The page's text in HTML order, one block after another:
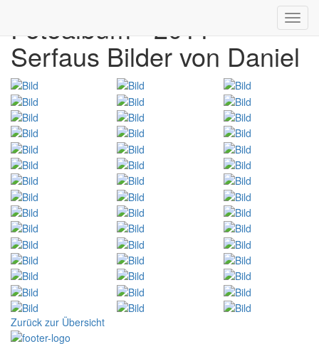
Fotoalbum - 2011
Serfaus Bilder von Daniel
Zurück zur Übersicht